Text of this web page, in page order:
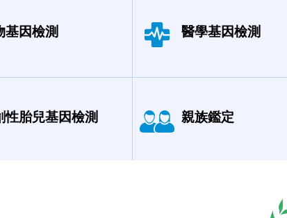
基因檢測 醫學基因檢測
性胎兒基因檢測 親族鑑定